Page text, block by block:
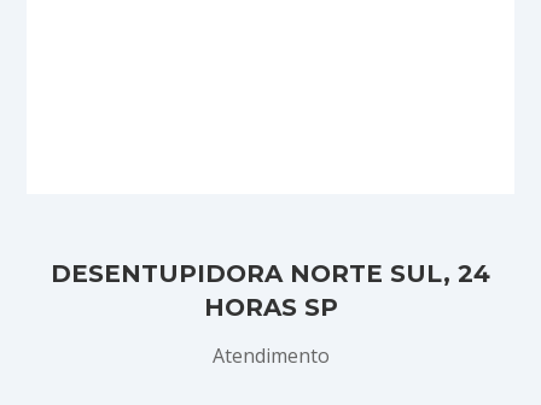
DESENTUPIDORA NORTE SUL, 24
HORAS SP
Atendimento